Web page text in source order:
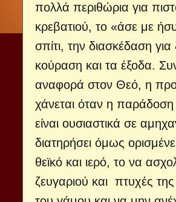
πολλά περιθώρια για
κρεβατιού, το «άσε με
σπίτι, την διασκέδαση
κούραση και τα έξοδα.
αναφορά στον Θεό, η
χάνεται όταν η
είναι ουσιαστικά σε
διατηρήσει όμως
θεϊκό και ιερό, το να
ζευγαριού και πτυχές